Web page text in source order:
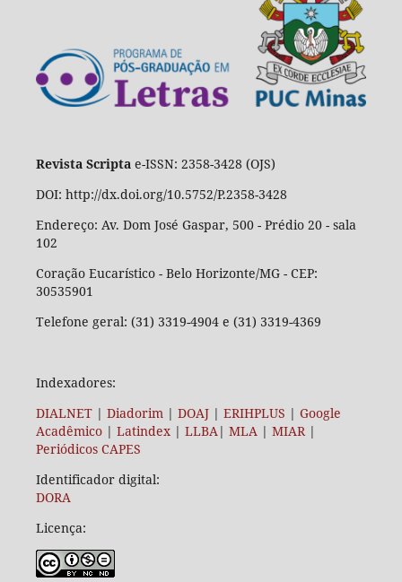
Revista Scriptae-ISSN: 2358-3428 (OJS)
DOI: http://dx.doi.org/10.5752/P.2358-3428
Endereço: Av. Dom José Gaspar, 500 - Prédio 20 - sala
102
Coração Eucarístico - Belo Horizonte/MG - CEP:
30535901
Telefone geral: (31) 3319-4904 e (31) 3319-4369
Indexadores:
DIALNET| Diadorim| DOAJ| ERIHPLUS | Google
Acadêmico| Latindex| LLBA| MLA| MIAR|
Periódicos CAPES
Identificador digital:
DORA
Licença: